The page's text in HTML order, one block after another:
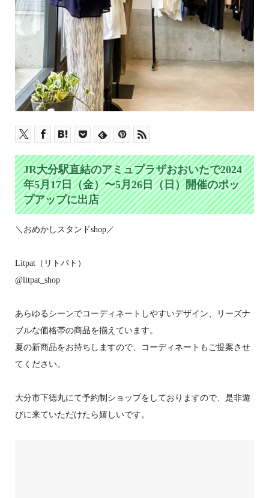
JR大分駅直結のアミュプラザおおいたで2024
年5月17日（金）〜5月26日（日）開催のポッ
プアップに出店
＼おめかしスタンドshop／
Litpat（リトパト）
@litpat_shop
あらゆるシーンでコーディネートしやすいデザイン、リーズナ
ブルな価格帯の商品を揃えています。
夏の新商品をお持ちしますので、コーディネートもご提案させ
てください。
大分市下徳丸にて予約制ショップをしておりますので、是非遊
びに来ていただけたら嬉しいです。